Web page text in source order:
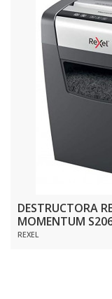
DESTRUCTORA
MOMENTUM
REXEL